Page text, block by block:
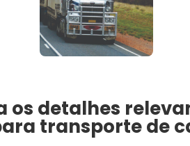
os detalhes
transporte de